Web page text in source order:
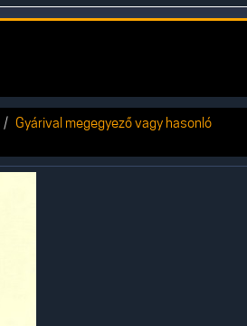
Gyárival megegyező vagy hasonló